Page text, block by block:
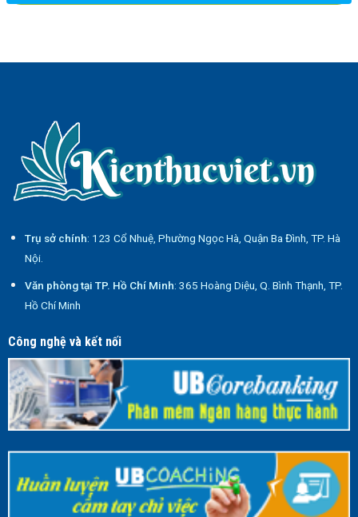
Trụ sở chính: 123 Cổ Nhuệ, Phường Ngọc Hà, Quận Ba Đình, TP. Hà
Nội.
Văn phòng tại TP. Hồ Chí Minh: 365 Hoàng Diệu, Q. Bình Thạnh, TP.
Hồ Chí Minh
Công nghệ và kết nối